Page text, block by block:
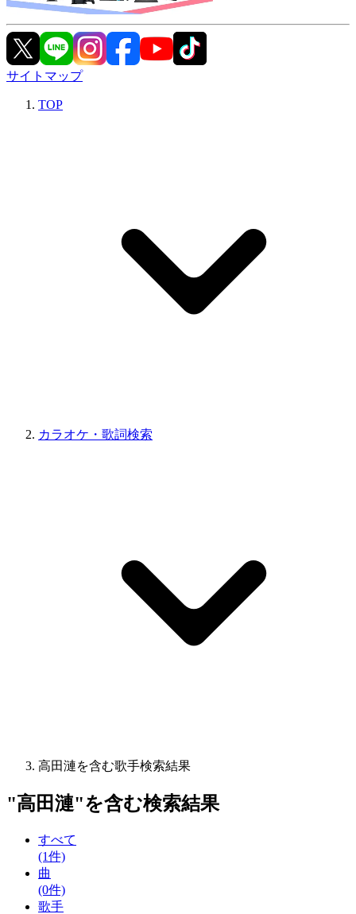
サイトマップ
TOP
カラオケ・歌詞検索
高田漣を含む歌手検索結果
"高田漣"を含む検索結果
すべて
(1件)
曲
(0件)
歌手